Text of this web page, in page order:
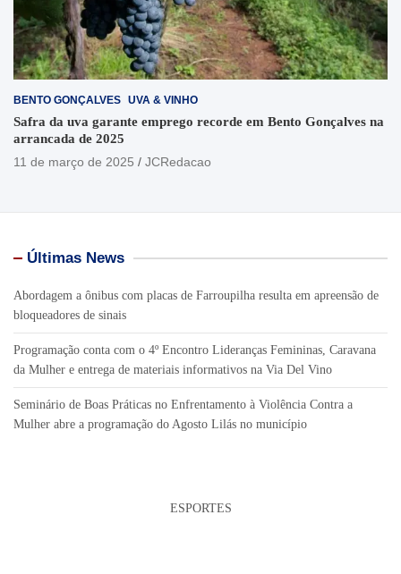
BENTO GONÇALVES UVA & VINHO
Safra da uva garante emprego recorde em Bento Gonçalves na
arrancada de 2025
11 de março de 2025
JCRedacao
Últimas News
Abordagem a ônibus com placas de Farroupilha resulta em apreensão de
bloqueadores de sinais
Programação conta com o 4º Encontro Lideranças Femininas, Caravana
da Mulher e entrega de materiais informativos na Via Del Vino
Seminário de Boas Práticas no Enfrentamento à Violência Contra a
Mulher abre a programação do Agosto Lilás no município
ESPORTES